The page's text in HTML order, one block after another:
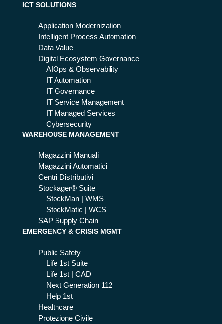
ICT SOLUTIONS
Application Modernization
Intelligent Process Automation
Data Value
Digital Ecosystem Governance
AIOps & Observability
IT Automation
IT Governance
IT Service Management
IT Managed Services
Cybersecurity
WAREHOUSE MANAGEMENT
Magazzini Manuali
Magazzini Automatici
Centri Distributivi
Stockager® Suite
StockMan | WMS
StockMatic | WCS
SAP Supply Chain
EMERGENCY & CRISIS MGMT
Public Safety
Life 1st Suite
Life 1st | CAD
Next Generation 112
Help 1st
Healthcare
Protezione Civile